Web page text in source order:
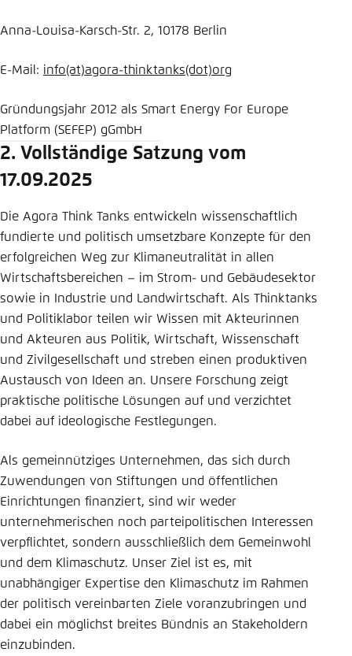
Anna-Louisa-Karsch-Str. 2, 10178 Berlin
E-Mail: info(at)agora-thinktanks(dot)org
Gründungsjahr 2012 als Smart Energy For Europe
Platform (SEFEP) gGmbH
2. Vollständige Satzung vom
17.09.2025
Die Agora Think Tanks entwickeln wissenschaftlich
fundierte und politisch umsetzbare Konzepte für den
erfolgreichen Weg zur Klimaneutralität in allen
Wirtschaftsbereichen – im Strom- und Gebäudesektor
sowie in Industrie und Landwirtschaft. Als Thinktanks
und Politiklabor teilen wir Wissen mit Akteurinnen
und Akteuren aus Politik, Wirtschaft, Wissenschaft
und Zivilgesellschaft und streben einen produktiven
Austausch von Ideen an. Unsere Forschung zeigt
praktische politische Lösungen auf und verzichtet
dabei auf ideologische Festlegungen.
Als gemeinnütziges Unternehmen, das sich durch
Zuwendungen von Stiftungen und öffentlichen
Einrichtungen finanziert, sind wir weder
unternehmerischen noch parteipolitischen Interessen
verpflichtet, sondern ausschließlich dem Gemeinwohl
und dem Klimaschutz. Unser Ziel ist es, mit
unabhängiger Expertise den Klimaschutz im Rahmen
der politisch vereinbarten Ziele voranzubringen und
dabei ein möglichst breites Bündnis an Stakeholdern
einzubinden.